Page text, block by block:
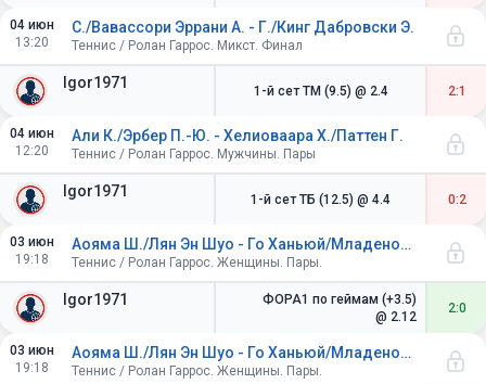
04 июн
13:20
Igor1971
С./Вавассори Эррани А. - Г./Кинг Дабровски Э.
Теннис / Ролан Гаррос. Микст. Финал
1-й сет ТМ (9.5) @ 2.4 2:1
04 июн
12:20
Igor1971
Али К./Эрбер П.-Ю. - Хелиоваара Х./Паттен Г.
Теннис / Ролан Гаррос. Мужчины. Пары
1-й сет ТБ (12.5) @ 4.4 0:2
03 июн
19:18
Igor1971
Аояма Ш./Лян Эн Шуо - Го Ханьюй/Младенович К.
Теннис / Ролан Гаррос. Женщины. Пары.
ФОРА1 по геймам (+3.5)
@ 2.12
2:0
03 июн
19:18
Аояма Ш./Лян Эн Шуо - Го Ханьюй/Младенович К.
Теннис / Ролан Гаррос. Женщины. Пары.